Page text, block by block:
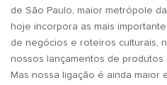
de São Paulo, maior metrópole
hoje incorpora as mais
de negócios e roteiros culturais,
nossos lançamentos de produtos
Mas nossa ligação é ainda maior